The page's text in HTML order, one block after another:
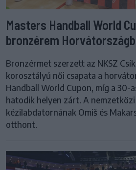
Masters Handball World
bronzérem
Bronzérmet szerzett az NKSZ
korosztályú női csapata a
Handball World Cupon, míg a 30-
hatodik helyen zárt. A nemzetközi
kézilabdatornának Omiš és
otthont.